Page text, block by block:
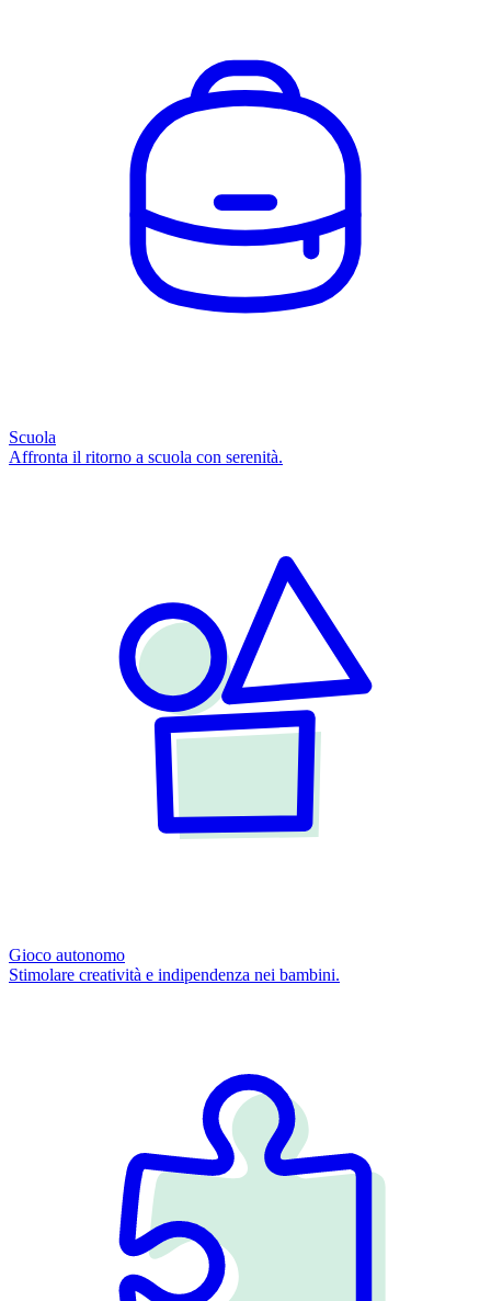
Scuola
Affronta il ritorno a scuola con serenità.
Gioco autonomo
Stimolare creatività e indipendenza nei bambini.